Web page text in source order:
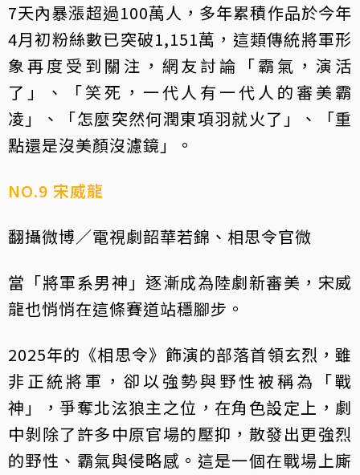
7天內暴漲超過100萬人，多年累積作品於今年
4月初粉絲數已突破1,151萬，這類傳統將軍形
象再度受到關注，網友討論「霸氣，演活
了」、「笑死，一代人有一代人的審美霸
凌」、「怎麼突然何潤東項羽就火了」、「重
點還是沒美顏沒濾鏡」。
NO.9 宋威龍
翻攝微博／電視劇韶華若錦、相思令官微
當「將軍系男神」逐漸成為陸劇新審美，宋威
龍也悄悄在這條賽道站穩腳步。
2025年的《相思令》飾演的部落首領玄烈，雖
非正統將軍，卻以強勢與野性被稱為「戰
神」，爭奪北泫狼主之位，在角色設定上，劇
中剝除了許多中原官場的壓抑，散發出更強烈
的野性、霸氣與侵略感。這是一個在戰場上廝